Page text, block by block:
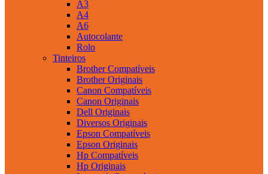
A3
A4
A6
Autocolante
Rolo
Tinteiros
Brother Compatíveis
Brother Originais
Canon Compatíveis
Canon Originais
Dell Originais
Diversos Originais
Epson Compatíveis
Epson Originais
Hp Compatíveis
Hp Originais